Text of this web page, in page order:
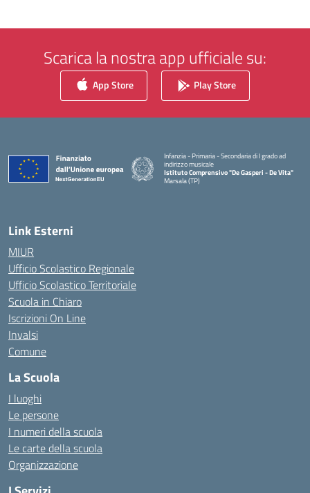
Scarica la nostra app ufficiale su:
App Store Play Store
Infanzia - Primaria - Secondaria di I grado ad
indirizzo musicale
Istituto Comprensivo "De Gasperi - De Vita"
Marsala (TP)
Link Esterni
MIUR
Ufficio Scolastico Regionale
Ufficio Scolastico Territoriale
Scuola in Chiaro
Iscrizioni On Line
Invalsi
Comune
La Scuola
I luoghi
Le persone
I numeri della scuola
Le carte della scuola
Organizzazione